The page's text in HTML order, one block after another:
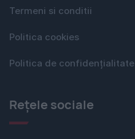
Termeni si conditii
Politica cookies
Politica de confidențialitate
Rețele sociale